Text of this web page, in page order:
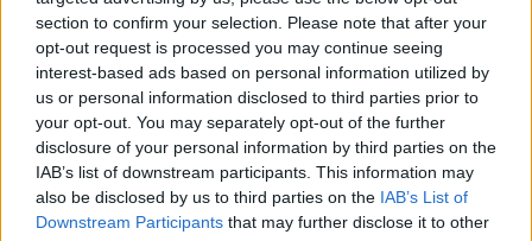
section to confirm your selection. Please note that after your
opt-out request is processed you may continue seeing
interest-based ads based on personal information utilized by
us or personal information disclosed to third parties prior to
your opt-out. You may separately opt-out of the further
disclosure of your personal information by third parties on the
IAB’s list of downstream participants. This information may
also be disclosed by us to third parties on the IAB’s List of
Downstream Participants that may further disclose it to other
Campi Salentina (100)
Cannole (23)
Caprarica di Lecce (35)
Carmiano (161)